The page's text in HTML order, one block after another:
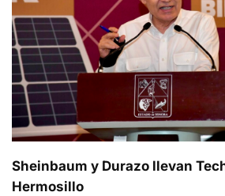
Sheinbaum y Durazo llevan
Hermosillo